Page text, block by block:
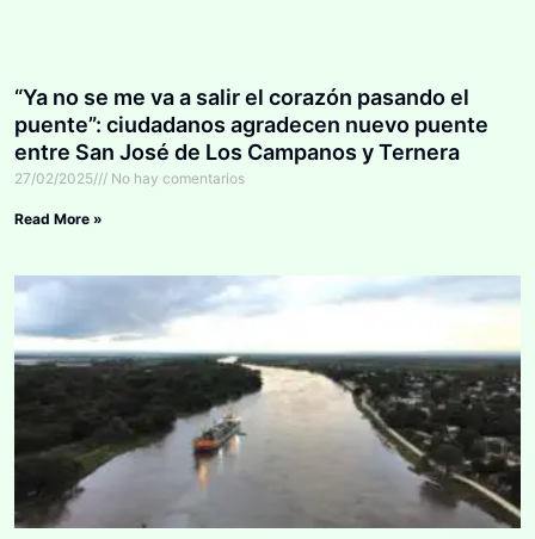
“Ya no se me va a salir el corazón pasando el
puente”: ciudadanos agradecen nuevo puente
entre San José de Los Campanos y Ternera
27/02/2025 No hay comentarios
Read More »